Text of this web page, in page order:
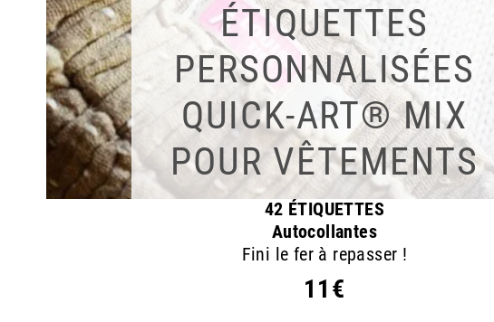
ÉTIQUETTES
PERSONNALISÉES
QUICK-ART® MIX
POUR VÊTEMENTS
42 ÉTIQUETTES
Autocollantes
Fini le fer à repasser !
11€